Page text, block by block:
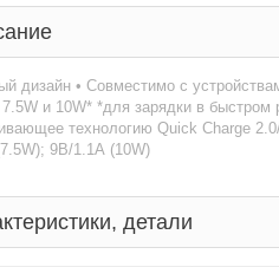
дизайн • Совместимо с
и 10W* *для зарядки в быстром
технологию Quick Charge
9В/1.1А (10W)
детали